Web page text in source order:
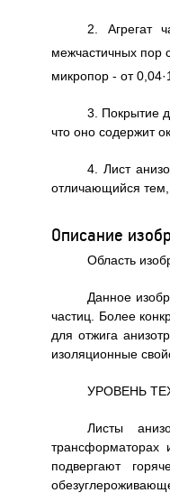
2. Агрегат
межчастичных пор
микропор - от
3. Покрытие
что оно содержит
4. Лист
отличающийся тем,
Описание
Область
Данное
частиц. Более
для отжига
изоляционные
УРОВЕНЬ
Листы
трансформаторах
подвергают